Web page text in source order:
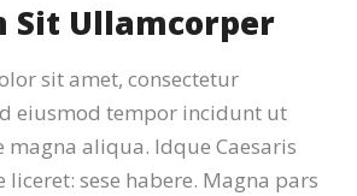
Sit Ullamcorper
sit amet, consectetur
eiusmod tempor incidunt ut
magna aliqua. Idque Caesaris
liceret: sese habere. Magna pars